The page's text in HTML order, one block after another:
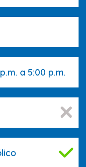
a 5:00 p.m.